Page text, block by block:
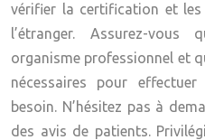
vérifier la certification et
l’étranger. Assurez-
organisme professionnel et
nécessaires pour
besoin. N’hésitez pas à
des avis de patients.